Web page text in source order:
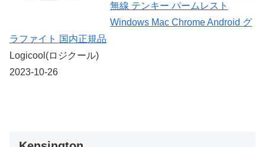
無線 テンキー パームレスト
Windows Mac Chrome Android グ
ラファイト 国内正規品
Logicool(ロジクール)
2023-10-26